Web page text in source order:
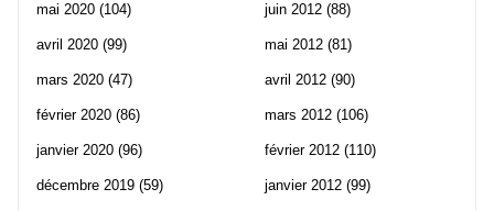
mai 2020 (104)
avril 2020 (99)
mars 2020 (47)
février 2020 (86)
janvier 2020 (96)
décembre 2019 (59)
juin 2012 (88)
mai 2012 (81)
avril 2012 (90)
mars 2012 (106)
février 2012 (110)
janvier 2012 (99)